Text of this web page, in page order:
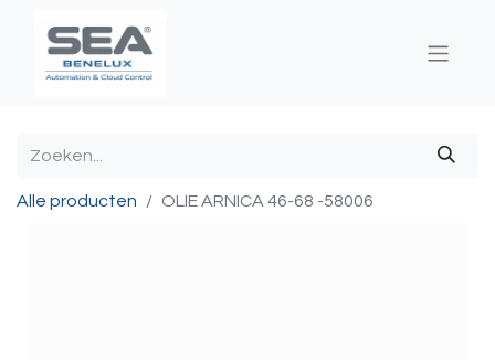
Alle producten OLIE ARNICA 46-68 -58006